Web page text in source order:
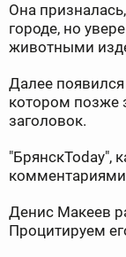
Она
городе, но
животными
Далее
котором позже
заголовок.
"БрянскToday",
Денис Макеев
Процитируем